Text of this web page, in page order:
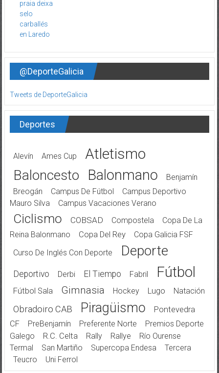
@DeporteGalicia
Tweets de DeporteGalicia
Deportes
Alevín Ames Cup Atletismo
Baloncesto Balonmano
Benjamín
Breogán
Campus De Fútbol
Campus Deportivo
Mauro Silva
Campus Vacaciones Verano
Ciclismo COBSAD Compostela
Copa De La
Reina Balonmano
Copa Del Rey
Copa Galicia FSF
Curso De Inglés Con Deporte
Deporte
Deportivo Derbi El Tiempo Fabril Fútbol
Fútbol Sala Gimnasia Hockey Lugo Natación
Obradoiro CAB Piragüismo
Pontevedra
CF
PreBenjamín Preferente Norte
Premios Deporte
Galego
R.C. Celta Rally Rallye
Río Ourense
Termal
San Martiño Supercopa Endesa
Tercera
Teucro
Uni Ferrol